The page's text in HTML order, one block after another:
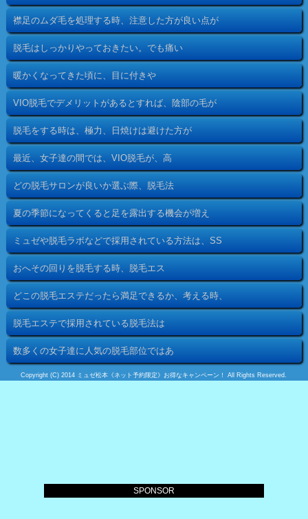
襟足のムダ毛を処理する時、注意した方が良い点が
脱毛はしっかりやっておきたい。でも痛い
暖かくなってきた頃に、目に付きや
VIO脱毛でデメリットがあるとすれば、陰部の毛が
脱毛をする時は、極力、日焼けは避けた方が
最近、女子達の間では、VIO脱毛が、高
どの脱毛サロンが良いか選ぶ際、脱毛法
夏の季節になってくると足を露出する機会が増え
ミュゼや脱毛ラボなどで採用されている方法は、SS
おへその回りを脱毛する時、脱毛エス
どこの脱毛エステだったら満足できるか、考える時、
脱毛エステで採用されている脱毛法は
数多くの女子達に人気の脱毛部位ではあ
Copyright (C) 2014 ミュゼ松本《ネット予約限定》お得なキャンペーン！ All Rights Reserved.
SPONSOR